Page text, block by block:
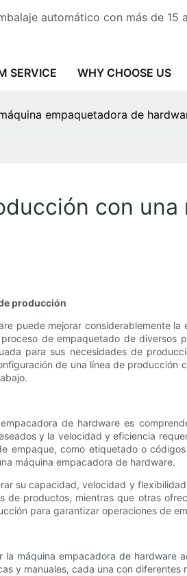
automático con más de 15
SERVICE WHY CHOOSE US
empaquetadora de
con
producción
puede mejorar considerablemente
de empaquetado de
para sus necesidades de
de una línea de
de hardware es
y la velocidad y eficiencia
empaque, como etiquetado o
máquina empacadora de hardware.
su capacidad, velocidad y
productos, mientras que otras
para garantizar operaciones de
máquina empacadora de hardware
y manuales, cada una con